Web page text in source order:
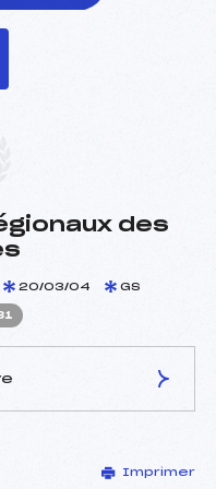
des
20/03/04 GS
HAIE STEPHANE (OU)
Imprimer